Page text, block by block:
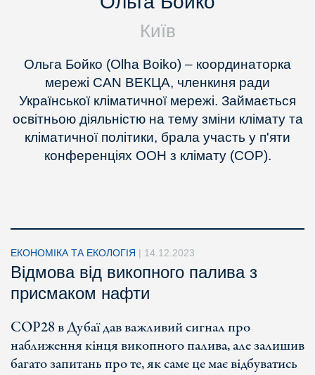
Київ
Ольга Бойко (Olha Boiko) – координаторка
мережі CAN ВЕКЦА, членкиня ради
Української кліматичної мережі. Займається
освітньою діяльністю на тему зміни клімату та
кліматичної політики, брала участь у п'яти
конференціях ООН з клімату (COP).
ЕКОНОМІКА ТА ЕКОЛОГІЯ | 14.12.2023
Відмова від викопного палива з
присмаком нафти
COP28 в Дубаї дав важливий сигнал про
наближення кінця викопного палива, але залишив
багато запитань про те, як саме це має відбуватись